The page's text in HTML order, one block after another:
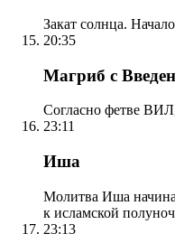
Закат солнца.
20:35
Магриб с
Согласно фетве
23:11
Иша
Молитва Иша
к исламской
23:13